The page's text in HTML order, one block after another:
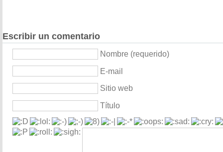
Escribir un comentario
Nombre (requerido)
E-mail
Sitio web
Título